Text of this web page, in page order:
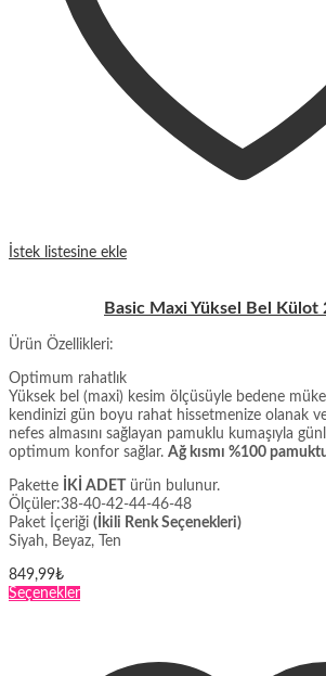
İstek listesine ekle
Basic Maxi Yüksel Bel Külot
Ürün Özellikleri:
Optimum rahatlık
Yüksek bel (maxi) kesim ölçüsüyle bedene
kendinizi gün boyu rahat hissetmenize olanak
nefes almasını sağlayan pamuklu kumaşıyla
optimum konfor sağlar. Ağ kısmı %100
Pakette İKİ ADET
ürün bulunur.
Ölçüler:38-40-42-44-46-48
Paket İçeriği (İkili Renk Seçenekleri)
Siyah, Beyaz, Ten
849,99₺
SeçeneklerBu
varyasyonu